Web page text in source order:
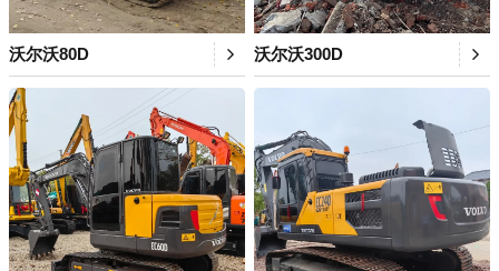
沃尔沃80D 沃尔沃300D